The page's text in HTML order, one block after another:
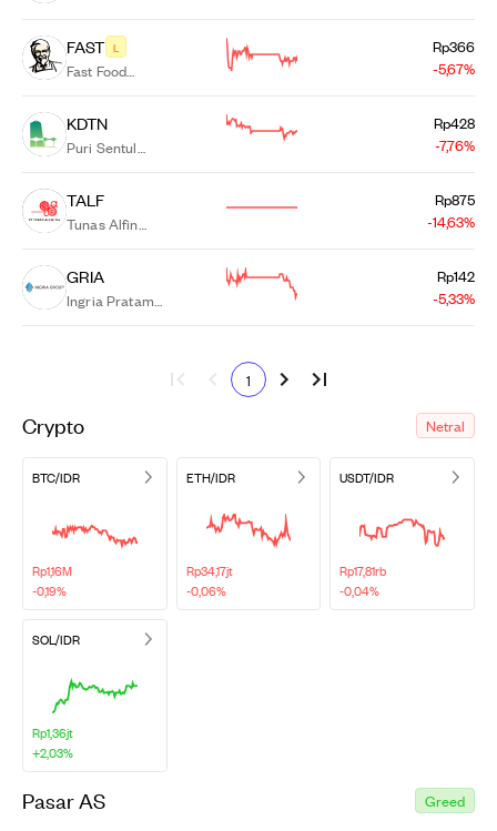
Propertindo
Tbk.
FAST L
Fast Food
Indonesia Tbk.
Rp366
-5,67%
KDTN
Puri Sentul
Permai Tbk
Rp428
-7,76%
TALF
Tunas Alfin
Tbk.
Rp875
-14,63%
GRIA
Ingria Pratama
Capitalindo
Rp142
-5,33%
1
Crypto Netral
BTC/IDR
Rp1,16M
-0,19%
ETH/IDR
Rp34,17jt
-0,06%
USDT/IDR
Rp17,81rb
-0,04%
SOL/IDR
Rp1,36jt
+2,03%
Pasar AS Greed